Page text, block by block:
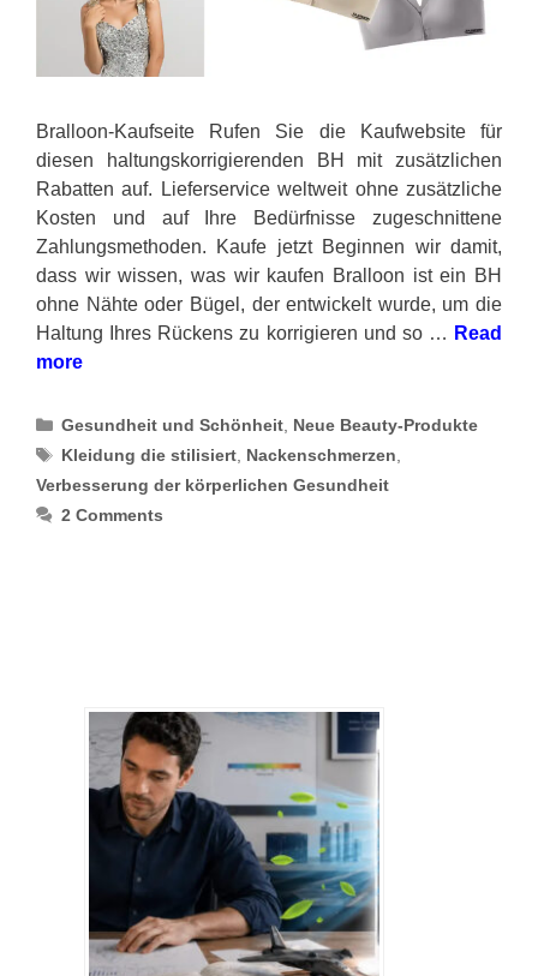
Bralloon-Kaufseite Rufen Sie die Kaufwebsite für
diesen haltungskorrigierenden BH mit zusätzlichen
Rabatten auf. Lieferservice weltweit ohne zusätzliche
Kosten und auf Ihre Bedürfnisse zugeschnittene
Zahlungsmethoden. Kaufe jetzt Beginnen wir damit,
dass wir wissen, was wir kaufen Bralloon ist ein BH
ohne Nähte oder Bügel, der entwickelt wurde, um die
Haltung Ihres Rückens zu korrigieren und so … Read
more
Categories
Gesundheit und Schönheit Neue Beauty-Produkte
Tags
Kleidung die stilisiert Nackenschmerzen
Verbesserung der körperlichen Gesundheit
2 Comments